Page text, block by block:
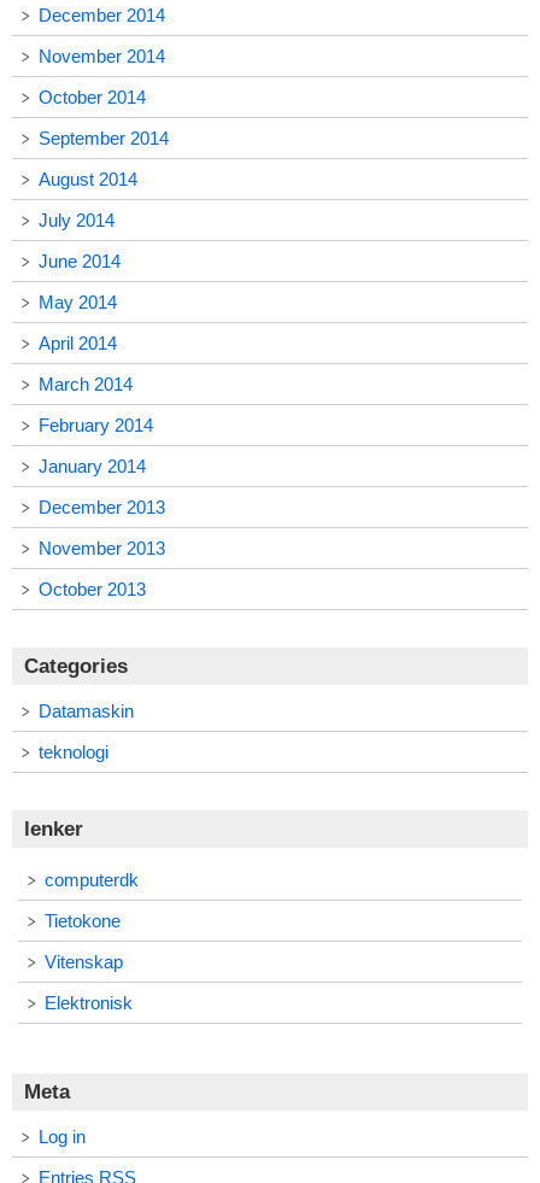
December 2014
November 2014
October 2014
September 2014
August 2014
July 2014
June 2014
May 2014
April 2014
March 2014
February 2014
January 2014
December 2013
November 2013
October 2013
Categories
Datamaskin
teknologi
lenker
computerdk
Tietokone
Vitenskap
Elektronisk
Meta
Log in
Entries RSS